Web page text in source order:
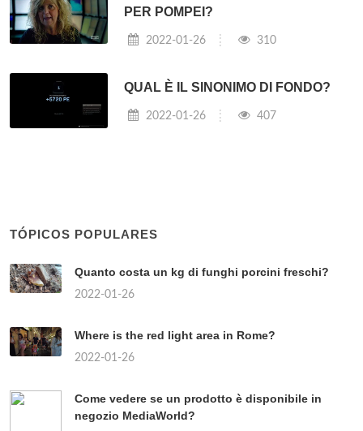
PER POMPEI?
2022-01-26 310
QUAL È IL SINONIMO DI FONDO?
2022-01-26 407
TÓPICOS POPULARES
Quanto costa un kg di funghi porcini freschi?
2022-01-26
Where is the red light area in Rome?
2022-01-26
Come vedere se un prodotto è disponibile in
negozio MediaWorld?